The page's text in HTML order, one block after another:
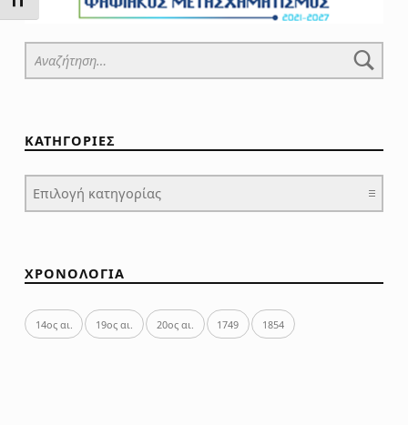
Αναζήτηση για:
ΚΑΤΗΓΟΡΙΕΣ
ΚΑΤΗΓΟΡΙΕΣ
ΧΡΟΝΟΛΟΓΙΑ
14ος αι. 19ος αι. 20ος αι. 1749 1854